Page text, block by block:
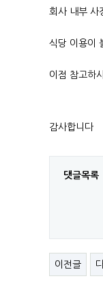
회사 내부 사
식당 이용이
이점 참고하
감사합니
댓글목록
이전글